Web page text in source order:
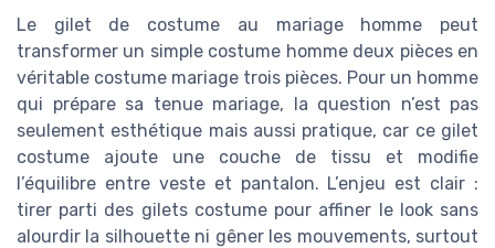
Le gilet de costume au mariage homme peut
transformer un simple costume homme deux pièces en
véritable costume mariage trois pièces. Pour un homme
qui prépare sa tenue mariage, la question n’est pas
seulement esthétique mais aussi pratique, car ce gilet
costume ajoute une couche de tissu et modifie
l’équilibre entre veste et pantalon. L’enjeu est clair :
tirer parti des gilets costume pour affiner le look sans
alourdir la silhouette ni gêner les mouvements, surtout